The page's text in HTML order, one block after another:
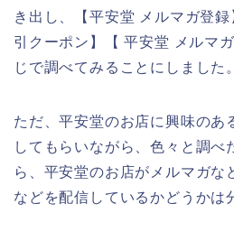
き出し、【平安堂 メルマガ登
引クーポン】【 平安堂 メルマ
じで調べてみることにしました。
ただ、平安堂のお店に興味のあ
してもらいながら、色々と調べ
ら、平安堂のお店がメルマガな
などを配信しているかどうかは